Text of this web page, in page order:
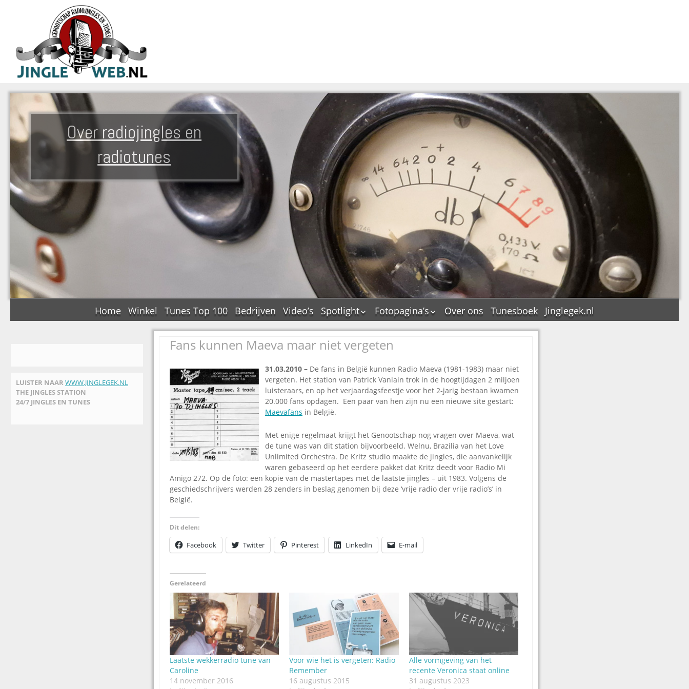
Over radiojingles en
radiotunes
Home Winkel Tunes Top 100 Bedrijven Video’s
Spotlight
De Tourflitsjingle –
wie zijn de makers?
Jingledemo’s en hun
Dallas jingle city
De Tourtune
Ferry Maat 65
Jingle Awards
Jingle NIEUW
Omroepbanden
Stoomfluit Klaas
Vaak
Fotopagina’s
JAM in pictures
PAMS in pictures
Pepper & Tanner in
pictures
Top Format in
pictures
foto’s
Over ons Tunesboek Jinglegek.nl
LUISTER NAAR WWW.JINGLEGEK.NL
THE JINGLES STATION
24/7 JINGLES EN TUNES
Fans kunnen Maeva maar niet vergeten
31.03.2010 – De fans in België kunnen Radio Maeva (1981-1983) maar niet
vergeten. Het station van Patrick Vanlain trok in de hoogtijdagen 2 miljoen
luisteraars, en op het verjaardagsfeestje voor het 2-jarig bestaan kwamen
20.000 fans opdagen. Een paar van hen zijn nu een nieuwe site gestart:
Maevafans in België.
Met enige regelmaat krijgt het Genootschap nog vragen over Maeva, wat
de tune was van dit station bijvoorbeeld. Welnu, Brazilia van het Love
Unlimited Orchestra. De Kritz studio maakte de jingles, die aanvankelijk
waren gebaseerd op het eerdere pakket dat Kritz deedt voor Radio Mi
Amigo 272. Op de foto: een kopie van de mastertapes met de laatste jingles – uit 1983. Volgens de
geschiedschrijvers werden 28 zenders in beslag genomen bij deze ‘vrije radio der vrije radio’s’ in
België.
Dit delen:
Facebook Twitter Pinterest LinkedIn E-mail
Gerelateerd
Laatste wekkerradio tune van
Caroline
14 november 2016
Voor wie het is vergeten: Radio
Remember
16 augustus 2015
Alle vormgeving van het
recente Veronica staat online
31 augustus 2023